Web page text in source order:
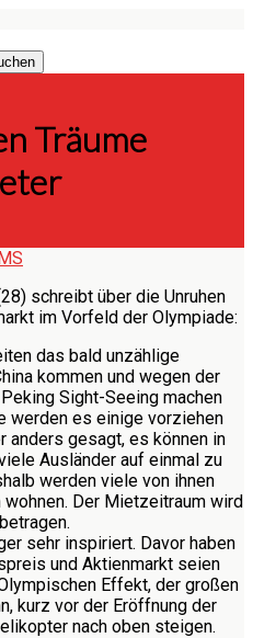
Träume
schreibt über die Unruhen
im Vorfeld der Olympiade:
das bald unzählige
kommen und wegen der
Sight-Seeing machen
werden es einige vorziehen
anders gesagt, es können in
Ausländer auf einmal zu
werden viele von ihnen
Der Mietzeitraum wird
sehr inspiriert. Davor haben
und Aktienmarkt seien
Effekt, der großen
kurz vor der Eröffnung der
nach oben steigen.